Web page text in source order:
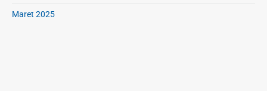
Maret 2025